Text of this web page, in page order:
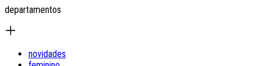
departamentos
novidades